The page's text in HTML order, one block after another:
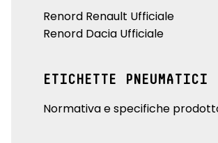
Renord Renault Ufficiale
Renord Dacia Ufficiale
ETICHETTE PNEUMATICI
Normativa e specifiche